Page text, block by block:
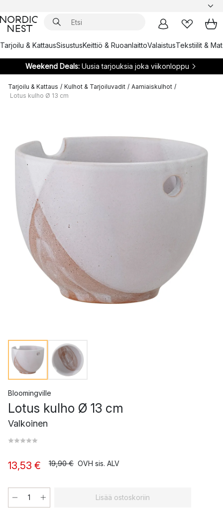
Tarjoilu & KattausSisustusKeittiö & RuoanlaittoValaistusTekstiilit &
Weekend Deals:Uusia tarjouksia joka viikonloppu
Tarjoilu & Kattaus / Kulhot & Tarjoiluvadit / Aamiaiskulhot /
Lotus kulho Ø 13 cm
Bloomingville
Lotus kulho Ø 13 cm
Valkoinen
13,53 € 19,90 € OVH sis. ALV
Lisää ostoskoriin